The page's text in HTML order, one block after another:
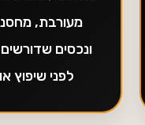
מעורבת,
ונכסים שדורשים
לפני שיפוץ